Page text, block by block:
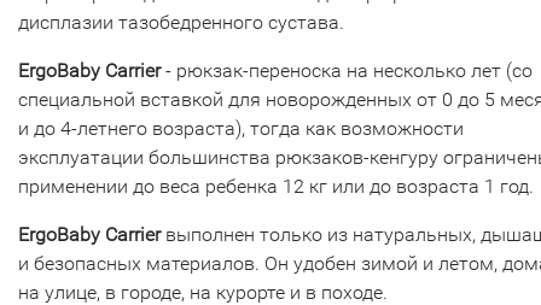
дисплазии тазобедренного сустава.
ErgoBaby Carrier- рюкзак-переноска на несколько лет (со
специальной вставкой для новорожденных от 0 до 5
и до 4-летнего возраста), тогда как возможности
эксплуатации большинства рюкзаков-кенгуру
применении до веса ребенка 12 кг или до возраста 1 год.
ErgoBaby Carrierвыполнен только из натуральных,
и безопасных материалов. Он удобен зимой и летом,
на улице, в городе, на курорте и в походе.